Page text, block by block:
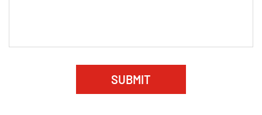
mikrotätningsförmågan förbättras.
Tillämpningar inom tung industri
SUBMIT